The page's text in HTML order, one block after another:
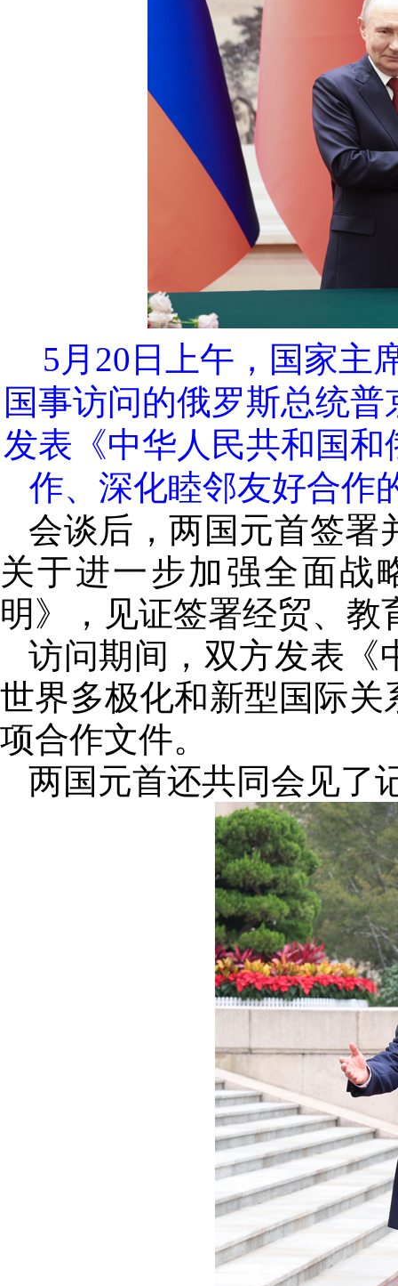
5月20日上午，国家主
国事访问的俄罗斯总统
发表《中华人民共和国
作、深化睦邻友好合作
会谈后，两国元首签署
关于进一步加强全面战
明》，见证签署经贸、教
访问期间，双方发表《
世界多极化和新型国际
项合作文件。
两国元首还共同会见了